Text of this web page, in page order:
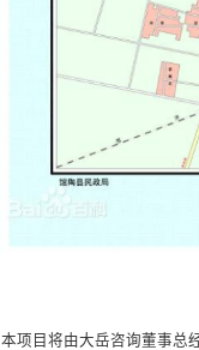
本项目将由大岳咨询董事总